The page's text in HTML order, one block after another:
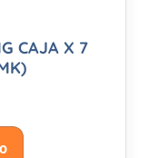
CAJA X 7